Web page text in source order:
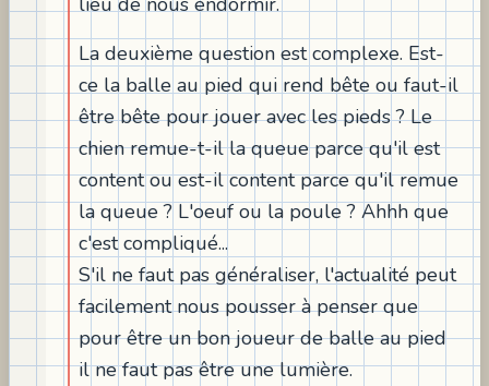
La deuxième question est complexe. Est-
ce la balle au pied qui rend bête ou faut-il
être bête pour jouer avec les pieds ? Le
chien remue-t-il la queue parce qu'il est
content ou est-il content parce qu'il remue
la queue ? L'oeuf ou la poule ? Ahhh que
c'est compliqué...
S'il ne faut pas généraliser, l'actualité peut
facilement nous pousser à penser que
pour être un bon joueur de balle au pied
il ne faut pas être une lumière.